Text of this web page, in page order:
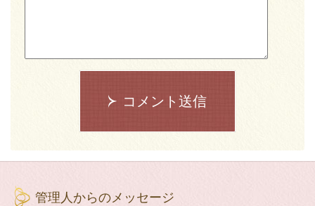
コメント送信
管理人からのメッセージ